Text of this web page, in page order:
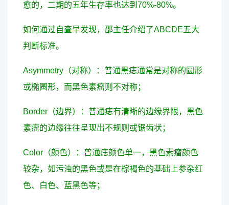
愈的，二期的五年生存率也达到70%-80%。
如何通过自查早发现，邵主任介绍了ABCDE五大
判断标准。
Asymmetry（对称）：普通黑痣通常是对称的圆形
或椭圆形，而黑色素瘤则不对称；
Border（边界）：普通痣有清晰的边缘界限，黑色
素瘤的边缘往往呈现出不规则或锯齿状；
Color（颜色）：普通痣颜色单一，黑色素瘤颜色
较杂，如污浊的黑色或是在棕褐色的基础上参杂红
色、白色、蓝黑色等；